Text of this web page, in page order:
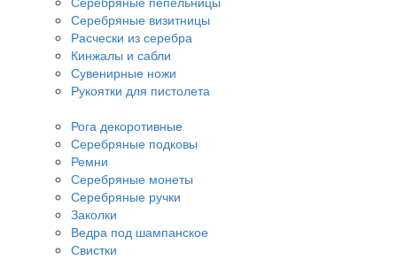
Серебряные визитницы
Расчески из серебра
Кинжалы и сабли
Сувенирные ножи
Рукоятки для пистолета
Рога декоротивные
Серебряные подковы
Ремни
Серебряные монеты
Серебряные ручки
Заколки
Ведра под шампанское
Свистки